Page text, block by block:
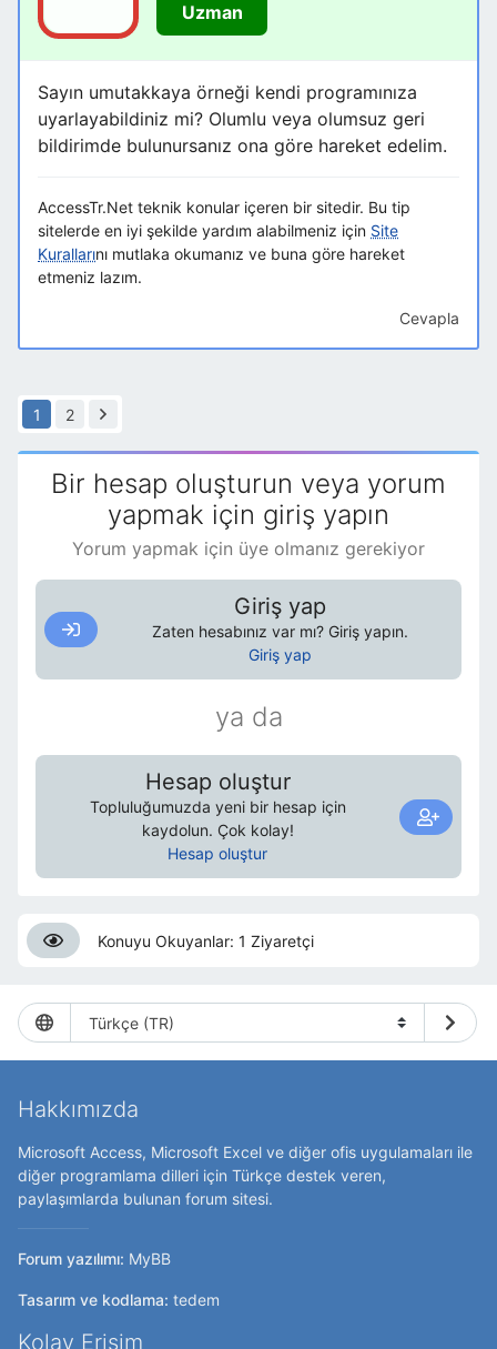
Uzman
Sayın umutakkaya örneği kendi programınıza
uyarlayabildiniz mi? Olumlu veya olumsuz geri
bildirimde bulunursanız ona göre hareket edelim.
AccessTr.Net teknik konular içeren bir sitedir. Bu tip
sitelerde en iyi şekilde yardım alabilmeniz için Site
Kurallarını mutlaka okumanız ve buna göre hareket
etmeniz lazım.
Cevapla
1 2
Bir hesap oluşturun veya yorum
yapmak için giriş yapın
Yorum yapmak için üye olmanız gerekiyor
Giriş yap
Zaten hesabınız var mı? Giriş yapın.
Giriş yap
ya da
Hesap oluştur
Topluluğumuzda yeni bir hesap için
kaydolun. Çok kolay!
Hesap oluştur
Konuyu Okuyanlar: 1 Ziyaretçi
Hakkımızda
Microsoft Access, Microsoft Excel ve diğer ofis uygulamaları ile
diğer programlama dilleri için Türkçe destek veren,
paylaşımlarda bulunan forum sitesi.
Forum yazılımı: MyBB
Tasarım ve kodlama: tedem
Kolay Erişim